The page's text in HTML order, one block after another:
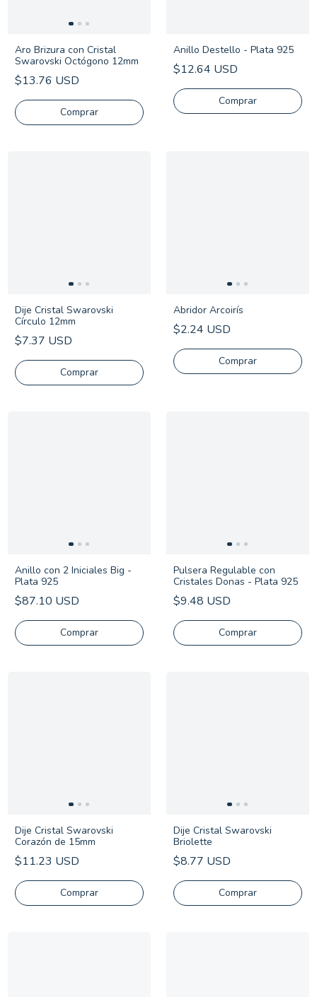
Aro Brizura con Cristal
Swarovski Octógono 12mm
$13.76 USD
Anillo Destello - Plata 925
$12.64 USD
Comprar
Dije Cristal Swarovski
Círculo 12mm
$7.37 USD
Abridor Arcoirís
$2.24 USD
Anillo con 2 Iniciales Big -
Plata 925
$87.10 USD
Comprar
Pulsera Regulable con
Cristales Donas - Plata 925
$9.48 USD
Comprar
Dije Cristal Swarovski
Corazón de 15mm
$11.23 USD
Dije Cristal Swarovski
Briolette
$8.77 USD